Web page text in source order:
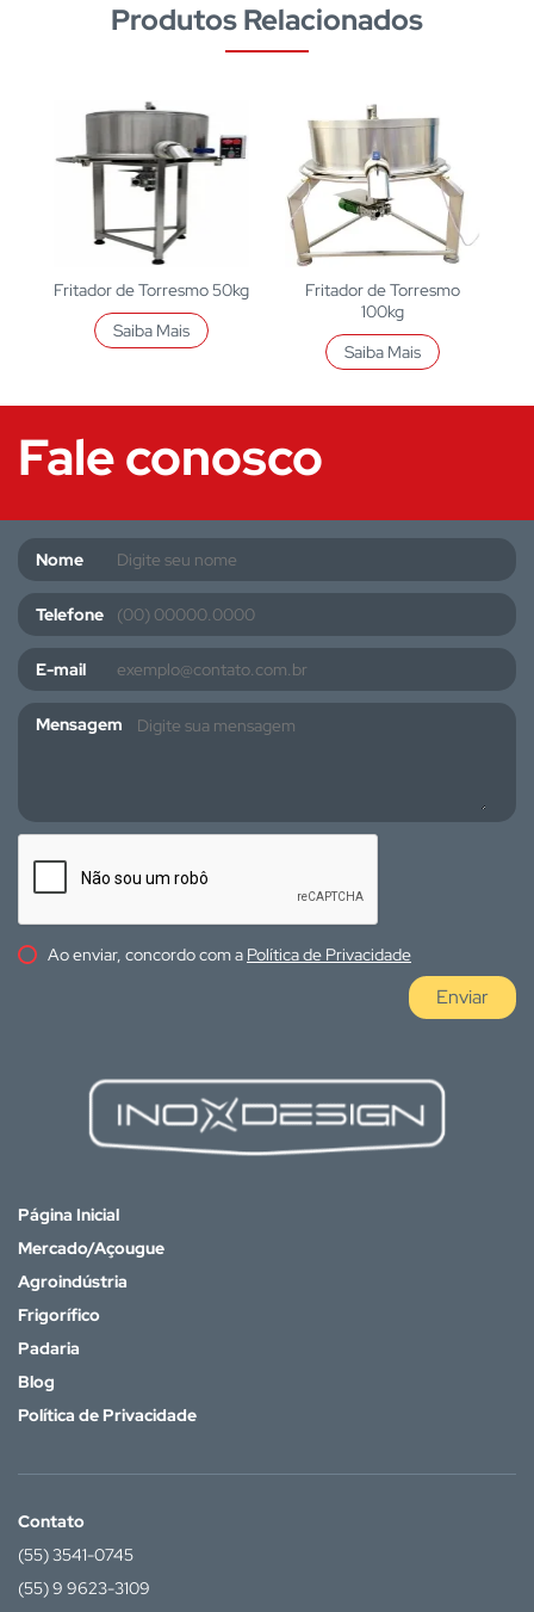
Produtos Relacionados
Fritador de Torresmo 50kg
Saiba Mais
Fritador de Torresmo
100kg
Saiba Mais
Fale conosco
Nome
Telefone
E-mail
Mensagem
Ao enviar, concordo com a Política de Privacidade
Enviar
Página Inicial
Mercado/Açougue
Agroindústria
Frigorífico
Padaria
Blog
Política de Privacidade
Contato
(55) 3541-0745
(55) 9 9623-3109